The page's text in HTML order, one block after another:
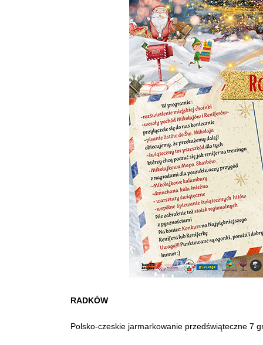
RADKÓW
Polsko-czeskie jarmarkowanie przedświąteczne 7